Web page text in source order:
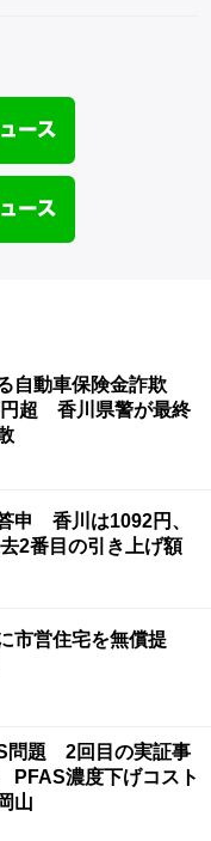
自動車保険金詐欺
超 香川県警が最終
申 香川は1092円、
2番目の引き上げ額
市営住宅を無償提
問題 2回目の実証事
濃度下げコスト
山